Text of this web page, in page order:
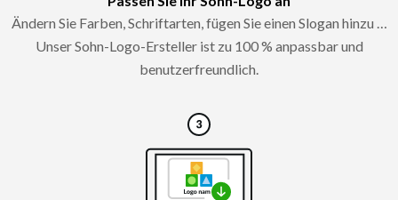
Ändern Sie Farben, Schriftarten, fügen Sie einen Slogan hinzu …
Unser Sohn-Logo-Ersteller ist zu 100 % anpassbar und
benutzerfreundlich.